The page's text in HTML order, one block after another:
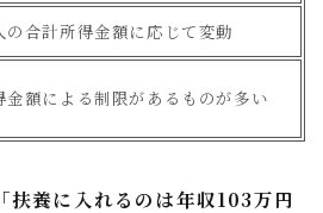
の合計所得金額に応じて変動
金額による制限があるものが多い
「扶養に入れるのは年収103万円